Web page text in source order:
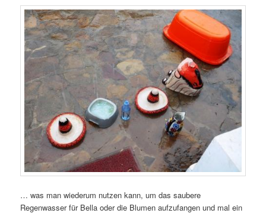
… was man wiederum nutzen kann, um das saubere
Regenwasser für Bella oder die Blumen aufzufangen und mal ein